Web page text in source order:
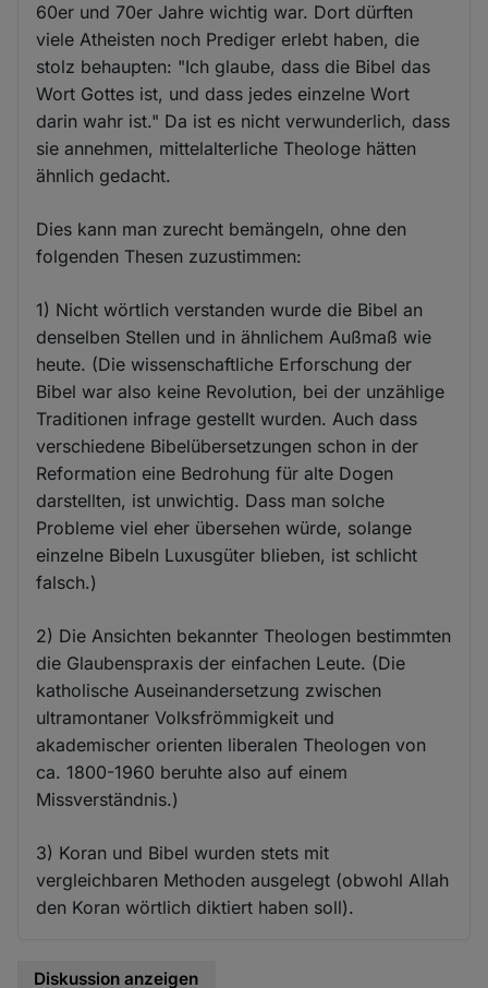
60er und 70er Jahre wichtig war. Dort dürften
viele Atheisten noch Prediger erlebt haben, die
stolz behaupten: "Ich glaube, dass die Bibel das
Wort Gottes ist, und dass jedes einzelne Wort
darin wahr ist." Da ist es nicht verwunderlich, dass
sie annehmen, mittelalterliche Theologe hätten
ähnlich gedacht.
Dies kann man zurecht bemängeln, ohne den
folgenden Thesen zuzustimmen:
1) Nicht wörtlich verstanden wurde die Bibel an
denselben Stellen und in ähnlichem Außmaß wie
heute. (Die wissenschaftliche Erforschung der
Bibel war also keine Revolution, bei der unzählige
Traditionen infrage gestellt wurden. Auch dass
verschiedene Bibelübersetzungen schon in der
Reformation eine Bedrohung für alte Dogen
darstellten, ist unwichtig. Dass man solche
Probleme viel eher übersehen würde, solange
einzelne Bibeln Luxusgüter blieben, ist schlicht
falsch.)
2) Die Ansichten bekannter Theologen bestimmten
die Glaubenspraxis der einfachen Leute. (Die
katholische Auseinandersetzung zwischen
ultramontaner Volksfrömmigkeit und
akademischer orienten liberalen Theologen von
ca. 1800-1960 beruhte also auf einem
Missverständnis.)
3) Koran und Bibel wurden stets mit
vergleichbaren Methoden ausgelegt (obwohl Allah
den Koran wörtlich diktiert haben soll).
Diskussion anzeigen